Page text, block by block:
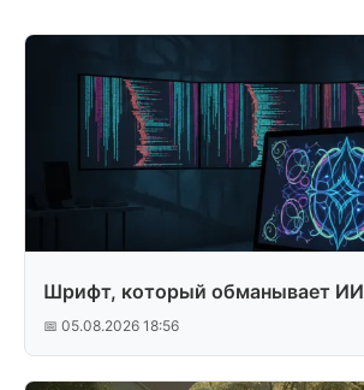
Шрифт, который обманывает ИИ
📅 05.08.2026 18:56